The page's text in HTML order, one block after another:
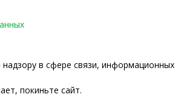
в сфере связи, информационных
покиньте сайт.